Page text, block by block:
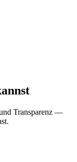
Transparenz —